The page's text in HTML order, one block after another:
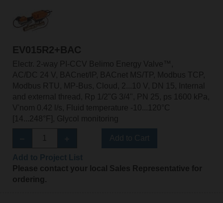
EV015R2+BAC
Electr. 2-way PI-CCV Belimo Energy Valve™,
AC/DC 24 V, BACnet/IP, BACnet MS/TP, Modbus TCP,
Modbus RTU, MP-Bus, Cloud, 2...10 V, DN 15, Internal
and external thread, Rp 1/2"G 3/4", PN 25, ps 1600 kPa,
V'nom 0.42 l/s, Fluid temperature -10...120°C
[14...248°F], Glycol monitoring
Please contact your local Sales Representative for
ordering.